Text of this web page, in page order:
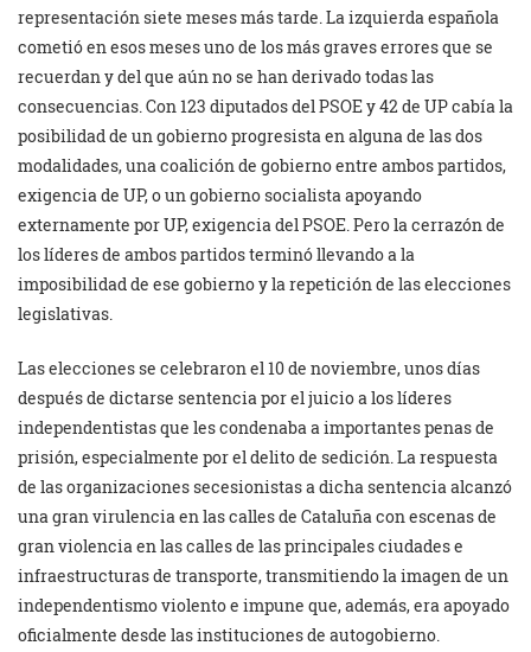
representación siete meses más tarde. La izquierda española
cometió en esos meses uno de los más graves errores que se
recuerdan y del que aún no se han derivado todas las
consecuencias. Con 123 diputados del PSOE y 42 de UP cabía la
posibilidad de un gobierno progresista en alguna de las dos
modalidades, una coalición de gobierno entre ambos partidos,
exigencia de UP, o un gobierno socialista apoyando
externamente por UP, exigencia del PSOE. Pero la cerrazón de
los líderes de ambos partidos terminó llevando a la
imposibilidad de ese gobierno y la repetición de las elecciones
legislativas.
Las elecciones se celebraron el 10 de noviembre, unos días
después de dictarse sentencia por el juicio a los líderes
independentistas que les condenaba a importantes penas de
prisión, especialmente por el delito de sedición. La respuesta
de las organizaciones secesionistas a dicha sentencia alcanzó
una gran virulencia en las calles de Cataluña con escenas de
gran violencia en las calles de las principales ciudades e
infraestructuras de transporte, transmitiendo la imagen de un
independentismo violento e impune que, además, era apoyado
oficialmente desde las instituciones de autogobierno.